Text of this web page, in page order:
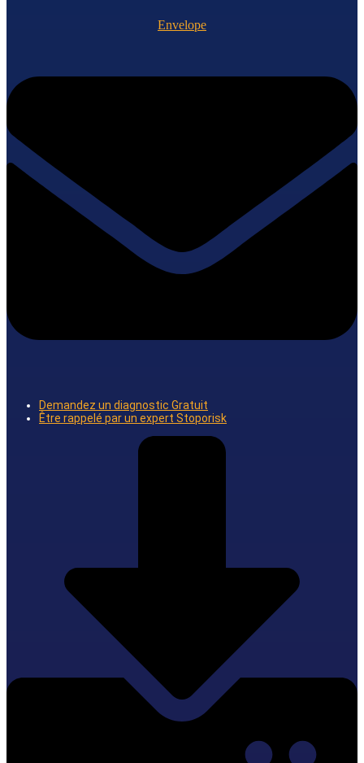
Envelope
Demandez un diagnostic Gratuit
Être rappelé par un expert Stoporisk